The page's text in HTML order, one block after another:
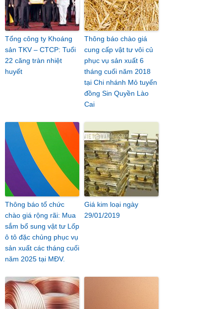
Tổng công ty Khoáng
sản TKV – CTCP: Tuổi
22 căng tràn nhiệt
huyết
Thông báo chào giá
cung cấp vật tư vôi củ
phục vụ sản xuất 6
tháng cuối năm 2018
tại Chi nhánh Mỏ tuyển
đồng Sin Quyền Lào
Cai
Thông báo tổ chức
chào giá rộng rãi: Mua
sắm bổ sung vật tư Lốp
ô tô đặc chủng phục vụ
sản xuất các tháng cuối
năm 2025 tại MĐV.
Giá kim loại ngày
29/01/2019